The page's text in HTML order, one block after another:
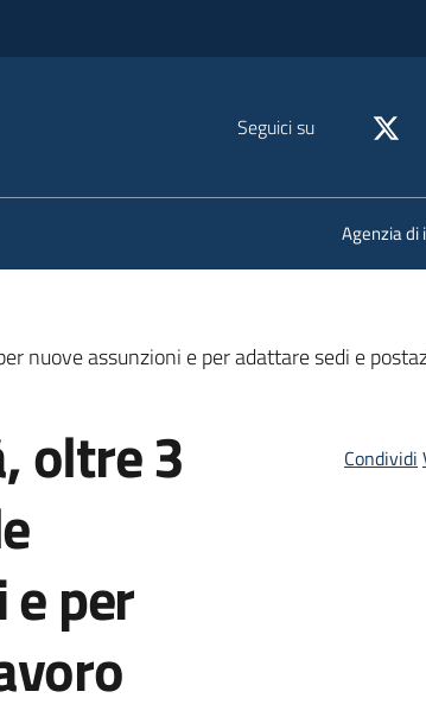
Seguici su
Agenzia
nuove assunzioni e per adattare sedi e
oltre 3
per
Condividi